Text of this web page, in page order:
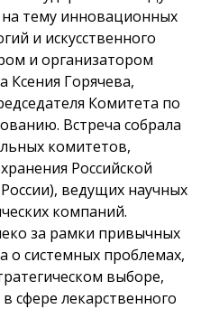
на тему инновационных
и искусственного
и организатором
Ксения Горячева,
Комитета по
Встреча собрала
комитетов,
Российской
ведущих научных
компаний.
за рамки привычных
системных проблемах,
выборе,
сфере лекарственного